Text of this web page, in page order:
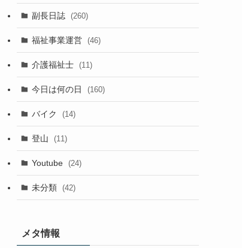
副長日誌 (260)
福祉事業運営 (46)
介護福祉士 (11)
今日は何の日 (160)
バイク (14)
登山 (11)
Youtube (24)
未分類 (42)
メタ情報